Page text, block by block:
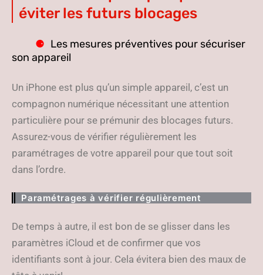
éviter les futurs blocages
Les mesures préventives pour sécuriser
son appareil
Un iPhone est plus qu’un simple appareil, c’est un
compagnon numérique nécessitant une attention
particulière pour se prémunir des blocages futurs.
Assurez-vous de vérifier régulièrement les
paramétrages de votre appareil pour que tout soit
dans l’ordre.
Paramétrages à vérifier régulièrement
De temps à autre, il est bon de se glisser dans les
paramètres iCloud et de confirmer que vos
identifiants sont à jour. Cela évitera bien des maux de